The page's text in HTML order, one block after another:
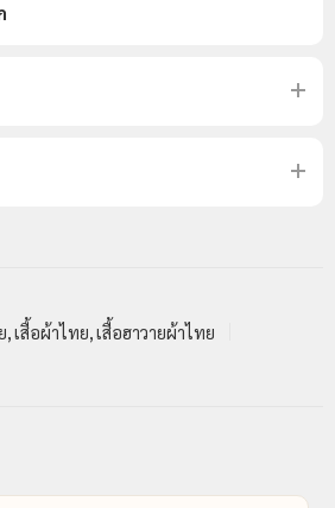
,เสื้อผ้าไทย,เสื้อฮาวายผ้าไทย